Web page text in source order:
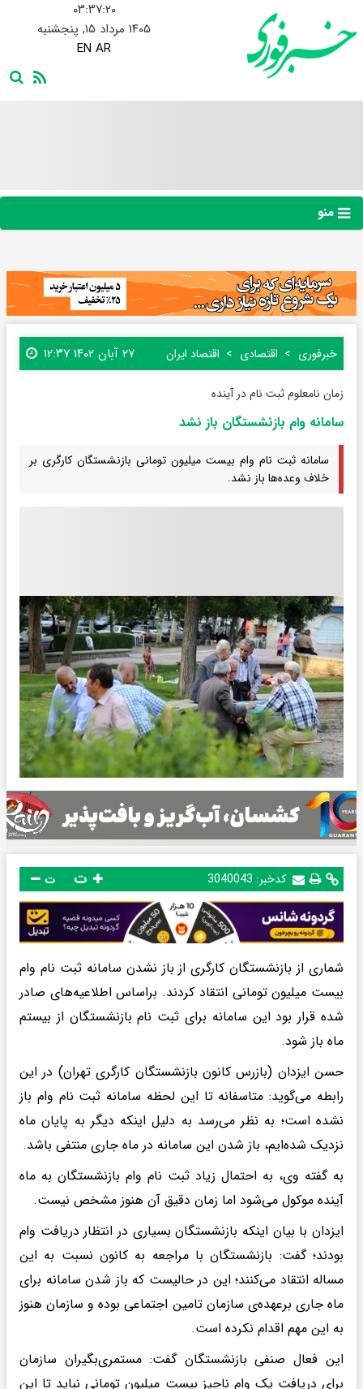
۰۳:۳۷:۲۱
۱۴۰۵ مرداد ۱۵, پنجشنبه
EN AR
منو
خبرفوری اقتصادی اقتصاد ایران ۲۷ آبان ۱۴۰۲ ۱۲:۳۷
زمان نامعلوم ثبت نام در آینده
سامانه وام بازنشستگان باز نشد
سامانه ثبت نام وام بیست میلیون تومانی بازنشستگان کارگری بر
خلاف وعده‌ها باز نشد.
کدخبر: 3040043 ت
شماری از بازنشستگان کارگری از باز نشدن سامانه ثبت نام وام
بیست میلیون تومانی انتقاد کردند. براساس اطلاعیه‌های صادر
شده قرار بود این سامانه برای ثبت نام بازنشستگان از بیستم
ماه باز شود.
حسن ایزدان (بازرس کانون بازنشستگان کارگری تهران) در این
رابطه می‌گوید: متاسفانه تا این لحظه سامانه ثبت نام وام باز
نشده است؛ به نظر می‌رسد به دلیل اینکه دیگر به پایان ماه
نزدیک شده‌ایم، باز شدن این سامانه در ماه جاری منتفی باشد.
به گفته وی، به احتمال زیاد ثبت نام وام بازنشستگان به ماه
آینده موکول می‌شود اما زمان دقیق آن هنوز مشخص نیست.
ایزدان با بیان اینکه بازنشستگان بسیاری در انتظار دریافت وام
بودند؛ گفت: بازنشستگان با مراجعه به کانون نسبت به این
مساله انتقاد می‌کنند؛ این در حالیست که باز شدن سامانه برای
ماه جاری برعهده‌ی سازمان تامین اجتماعی بوده و سازمان هنوز
به این مهم اقدام نکرده است.
این فعال صنفی بازنشستگان گفت: مستمری‌بگیران سازمان
برای دریافت یک وام ناچیز بیست میلیون تومانی نباید تا این